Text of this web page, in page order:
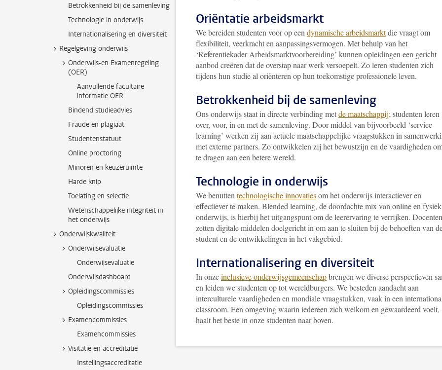
Betrokkenheid bij de samenleving
Technologie in onderwijs
Internationalisering en diversiteit
Regelgeving onderwijs
Onderwijs-en Examenregeling
(OER)
Aanvullende facultaire
informatie OER
Bindend studieadvies
Fraude en plagiaat
Studentenstatuut
Online proctoring
Minoren en keuzeruimte
Harde knip
Toelating en selectie
Wetenschappelijke integriteit in
het onderwijs
Onderwijskwaliteit
Onderwijsevaluatie
Onderwijsevaluatie
Onderwijsdashboard
Opleidingscommissies
Opleidingscommissies
Examencommissies
Examencommissies
Visitatie en accreditatie
Instellingsaccreditatie
Oriëntatie arbeidsmarkt
We bereiden studenten voor op een dynamische arbeidsmarktdie vraagt om
flexibiliteit, veerkracht en aanpassingsvermogen. Met behulp van het
‘Referentiekader Arbeidsmarktvoorbereiding’ kunnen opleidingen een gericht
aanbod creëren dat de overstap naar werk versoepelt. Zo leren studenten zich
tijdens hun studie al oriënteren op hun toekomstige professionele leven.
Betrokkenheid bij de samenleving
Ons onderwijs staat in directe verbinding metde maatschappij; studenten leren
over, voor, in en met de samenleving. Door middel van bijvoorbeeld ‘service
learning’ werken zij aan actuele maatschappelijke vraagstukken in
met externe partners. Zo ontwikkelen zij het bewustzijn en de vaardigheden
te dragen aan een betere wereld.
Technologie in onderwijs
We benutten technologische innovatiesom het onderwijs interactiever en
effectiever te maken. Blended learning, de doordachte mix van online en fysiek
onderwijs, is hierbij het uitgangspunt om de leerervaring te verrijken. Docenten
zetten digitale middelen doelgericht in om aan te sluiten bij de behoeften van
student en de ontwikkelingen in het vakgebied.
Internationalisering en diversiteit
In onzeinclusieve onderwijsgemeenschapbrengen we diverse perspectieven
en leiden we studenten op tot wereldburgers. We besteden aandacht aan
interculturele vaardigheden en mondiale vraagstukken, vaak in een
classroom. Een omgeving waarin iedereen zich welkom en gewaardeerd voelt,
haalt het beste in onze studenten naar boven.